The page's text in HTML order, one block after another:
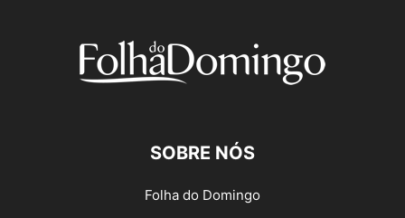
SOBRE NÓS
Folha do Domingo